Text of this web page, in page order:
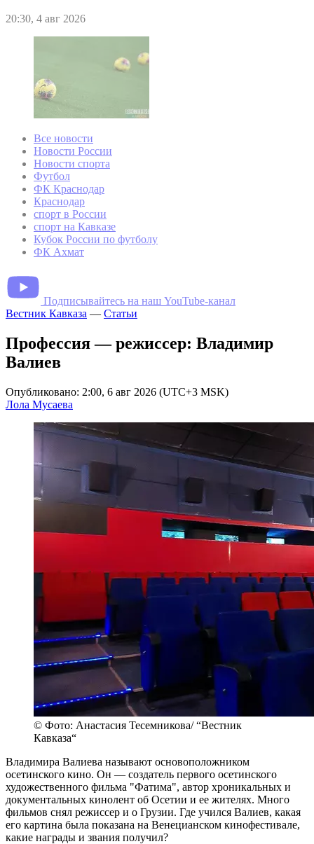
20:30, 4 авг 2026
Все новости
Новости России
Новости спорта
Футбол
ФК Краснодар
Краснодар
спорт в России
спорт на Кавказе
Кубок России по футболу
ФК Ахмат
Подписывайтесь на наш YouTube-канал
Вестник Кавказа — Статьи
Профессия — режиссер: Владимир
Валиев
Опубликовано: 2:00, 6 авг 2026 (UTC+3 MSK)
Лола Мусаева
© Фото: Анастасия Тесемникова/ “Вестник
Кавказа“
Владимира Валиева называют основоположником
осетинского кино. Он — создатель первого осетинского
художественного фильма "Фатима", автор хроникальных и
документальных кинолент об Осетии и ее жителях. Много
фильмов снял режиссер и о Грузии. Где учился Валиев, какая
его картина была показана на Венецианском кинофестивале,
какие награды и звания получил?